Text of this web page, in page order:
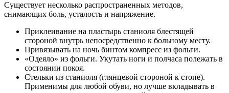
Существует несколько распространенных методов,
снимающих боль, усталость и напряжение.
Приклеивание на пластырь станиоля блестящей
стороной внутрь непосредственно к больному месту.
Привязывать на ночь бинтом компресс из фольги.
«Одеяло» из фольги. Укутать ноги и полчаса полежать в
состоянии покоя.
Стельки из станиоля (глянцевой стороной к стопе).
Применимы для любой обуви, но лучше вкладывать в